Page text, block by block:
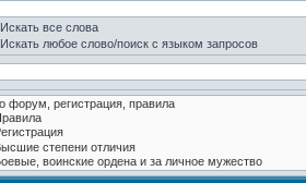
Искать все слова
Искать любое слово/поиск с языком запросов